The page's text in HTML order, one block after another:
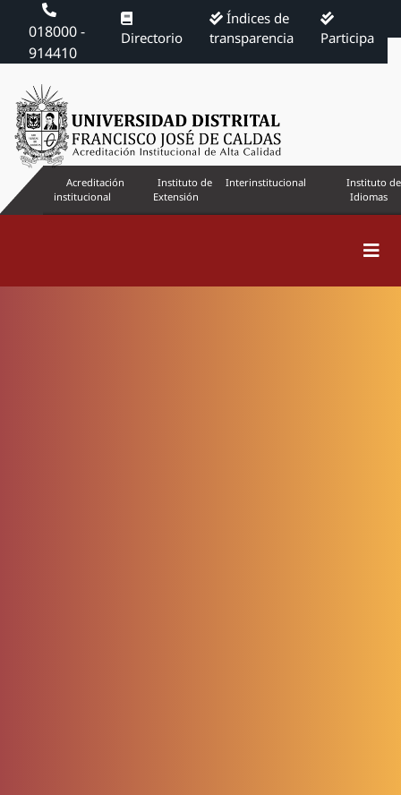
018000 -
914410
Directorio
Índices de
transparencia
Participa
Acreditación
institucional
Instituto de
Extensión
Interinstitucional
Instituto de
Idiomas